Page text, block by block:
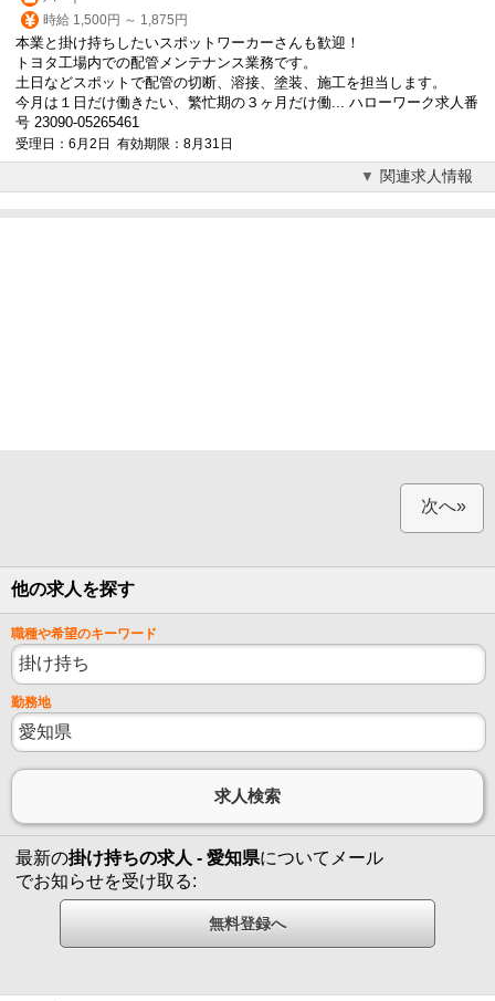
時給 1,500円 ～ 1,875円
本業と 掛け持ち したいスポットワーカーさんも歓迎！
トヨタ工場内での配管メンテナンス業務です。
土日などスポットで配管の切断、溶接、塗装、施工を担当します。
今月は１日だけ働きたい、繁忙期の３ヶ月だけ働... ハローワーク求人番
号 23090-05265461
受理日：6月2日 有効期限：8月31日
関連求人情報
次へ»
他の求人を探す
職種や希望のキーワード
勤務地
最新の掛け持ちの求人 - 愛知県についてメール
でお知らせを受け取る: